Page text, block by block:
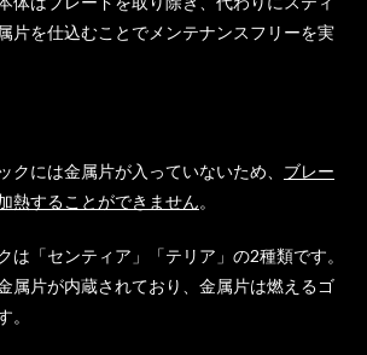
片を仕込むことでメンテナンスフリーを実
クには金属片が入っていないため、 ブレー
熱することができません。
は「センティア」「テリア」の2種類です。
属片が内蔵されており、金属片は燃えるゴ
。